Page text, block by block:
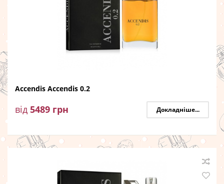
Accendis Accendis 0.2
від 5489 грн Докладніше...